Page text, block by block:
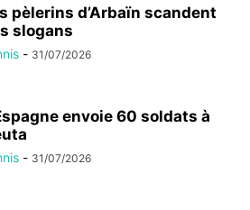
pèlerins d’Arbaïn scandent
slogans
- 31/07/2026
envoie 60 soldats à
- 31/07/2026